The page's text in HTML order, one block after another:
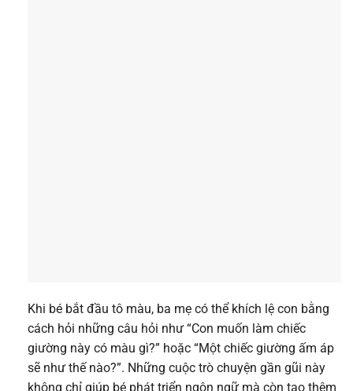
Khi bé bắt đầu tô màu, ba mẹ có thể khích lệ con bằng
cách hỏi những câu hỏi như “Con muốn làm chiếc
giường này có màu gì?” hoặc “Một chiếc giường ấm áp
sẽ như thế nào?”. Những cuộc trò chuyện gần gũi này
không chỉ giúp bé phát triển ngôn ngữ mà còn tạo thêm